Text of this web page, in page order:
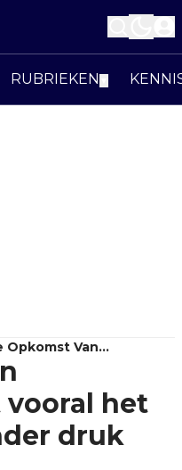
RUBRIEKEN
Opkomst Van
Zet Vooral Het
Verhaal Onder Druk
vooral het
druk